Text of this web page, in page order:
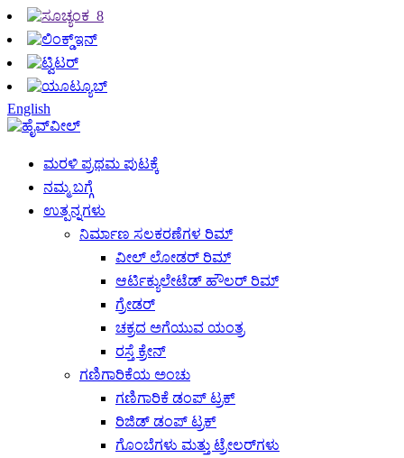
English
ಮರಳಿ ಪ್ರಥಮ ಪುಟಕ್ಕೆ
ನಮ್ಮ ಬಗ್ಗೆ
ಉತ್ಪನ್ನಗಳು
ನಿರ್ಮಾಣ ಸಲಕರಣೆಗಳ ರಿಮ್
ವೀಲ್ ಲೋಡರ್ ರಿಮ್
ಆರ್ಟಿಕ್ಯುಲೇಟೆಡ್ ಹೌಲರ್ ರಿಮ್
ಗ್ರೇಡರ್
ಚಕ್ರದ ಅಗೆಯುವ ಯಂತ್ರ
ರಸ್ತೆ ಕ್ರೇನ್
ಗಣಿಗಾರಿಕೆಯ ಅಂಚು
ಗಣಿಗಾರಿಕೆ ಡಂಪ್ ಟ್ರಕ್
ರಿಜಿಡ್ ಡಂಪ್ ಟ್ರಕ್
ಗೊಂಬೆಗಳು ಮತ್ತು ಟ್ರೇಲರ್‌ಗಳು